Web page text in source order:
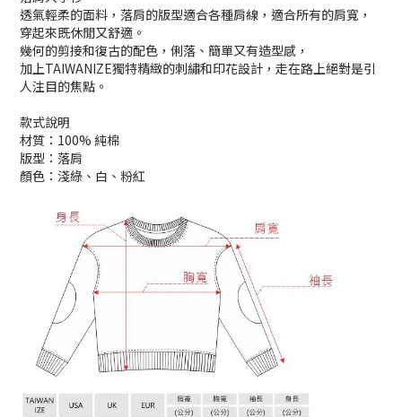
透氣輕柔的面料，落肩的版型適合各種肩線，適合所有的肩寬，
穿起來既休閒又舒適。
幾何的剪接和復古的配色，俐落、簡單又有造型感，
加上TAIWANIZE獨特精緻的刺繡和印花設計，走在路上絕對是引
人注目的焦點。
款式說明
材質：100% 純棉
版型：落肩
顏色：淺綠、白、粉紅